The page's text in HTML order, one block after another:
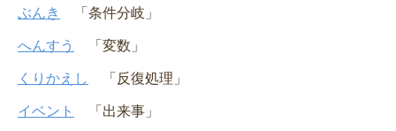
ぶんき 「条件分岐」
へんすう 「変数」
くりかえし 「反復処理」
イベント 「出来事」